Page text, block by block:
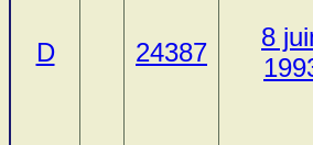
D 24387
8